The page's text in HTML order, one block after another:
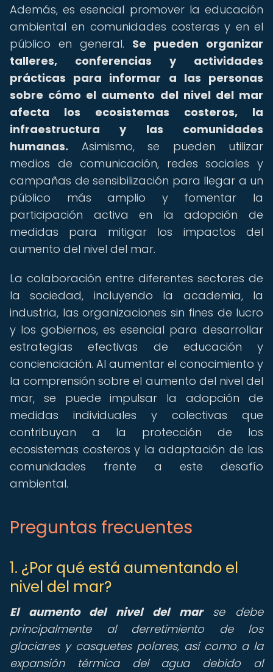
Además, es esencial promover la educación
ambiental en comunidades costeras y en el
público en general. Se pueden organizar
talleres, conferencias y actividades
prácticas para informar a las personas
sobre cómo el aumento del nivel del mar
afecta los ecosistemas costeros, la
infraestructura y las comunidades
humanas. Asimismo, se pueden utilizar
medios de comunicación, redes sociales y
campañas de sensibilización para llegar a un
público más amplio y fomentar la
participación activa en la adopción de
medidas para mitigar los impactos del
aumento del nivel del mar.
La colaboración entre diferentes sectores de
la sociedad, incluyendo la academia, la
industria, las organizaciones sin fines de lucro
y los gobiernos, es esencial para desarrollar
estrategias efectivas de educación y
concienciación. Al aumentar el conocimiento y
la comprensión sobre el aumento del nivel del
mar, se puede impulsar la adopción de
medidas individuales y colectivas que
contribuyan a la protección de los
ecosistemas costeros y la adaptación de las
comunidades frente a este desafío
ambiental.
Preguntas frecuentes
1. ¿Por qué está aumentando el
nivel del mar?
El aumento del nivel del marse debe
principalmente al derretimiento de los
glaciares y casquetes polares, así como a la
expansión térmica del agua debido al